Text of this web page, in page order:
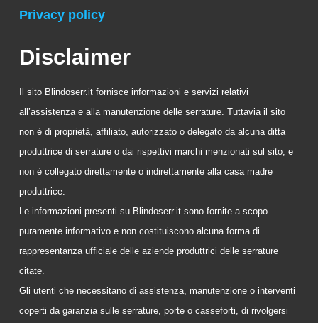
Privacy policy
Disclaimer
Il sito Blindoserr.it fornisce informazioni e servizi relativi
all’assistenza e alla manutenzione delle serrature. Tuttavia il sito
non è di proprietà, affiliato, autorizzato o delegato da alcuna ditta
produttrice di serrature o dai rispettivi marchi menzionati sul sito, e
non è collegato direttamente o indirettamente alla casa madre
produttrice.
Le informazioni presenti su Blindoserr.it sono fornite a scopo
puramente informativo e non costituiscono alcuna forma di
rappresentanza ufficiale delle aziende produttrici delle serrature
citate.
Gli utenti che necessitano di assistenza, manutenzione o interventi
coperti da garanzia sulle serrature, porte o casseforti, di rivolgersi